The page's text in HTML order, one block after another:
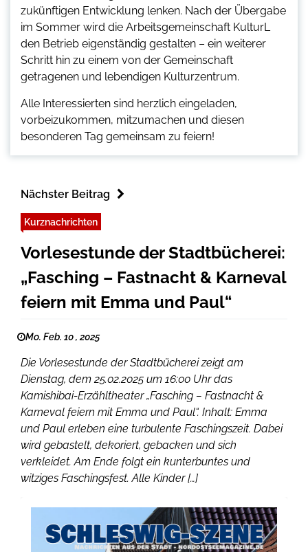
zukünftigen Entwicklung lenken. Nach der Übergabe
im Sommer wird die Arbeitsgemeinschaft KulturL
den Betrieb eigenständig gestalten – ein weiterer
Schritt hin zu einem von der Gemeinschaft
getragenen und lebendigen Kulturzentrum.
Alle Interessierten sind herzlich eingeladen,
vorbeizukommen, mitzumachen und diesen
besonderen Tag gemeinsam zu feiern!
Nächster Beitrag
Kurznachrichten
Vorlesestunde der Stadtbücherei:
„Fasching – Fastnacht & Karneval
feiern mit Emma und Paul“
Mo. Feb. 10 , 2025
Die Vorlesestunde der Stadtbücherei zeigt am
Dienstag, dem 25.02.2025 um 16:00 Uhr das
Kamishibai-Erzähltheater „Fasching – Fastnacht &
Karneval feiern mit Emma und Paul“. Inhalt: Emma
und Paul erleben eine turbulente Faschingszeit. Dabei
wird gebastelt, dekoriert, gebacken und sich
verkleidet. Am Ende folgt ein kunterbuntes und
witziges Faschingsfest. Alle Kinder […]